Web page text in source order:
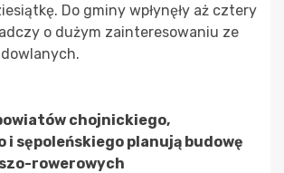
Do gminy wpłynęły aż cztery
o dużym zainteresowaniu ze
chojnickiego,
sępoleńskiego planują budowę
rowerowych